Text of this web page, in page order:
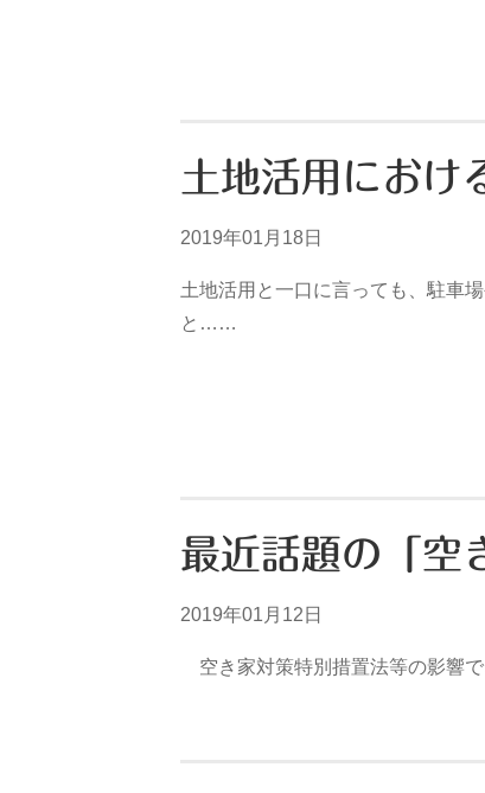
土地活用におけ
2019年01月18日
土地活用と一口に言っても、駐車
と……
最近話題の「空
2019年01月12日
空き家対策特別措置法等の影響